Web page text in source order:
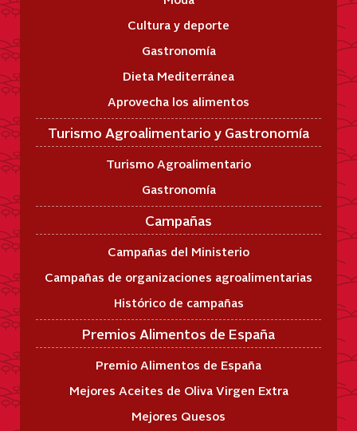
Cultura y deporte
Gastronomía
Dieta Mediterránea
Aprovecha los alimentos
Turismo Agroalimentario y Gastronomía
Turismo Agroalimentario
Gastronomía
Campañas
Campañas del Ministerio
Campañas de organizaciones agroalimentarias
Histórico de campañas
Premios Alimentos de España
Premio Alimentos de España
Mejores Aceites de Oliva Virgen Extra
Mejores Quesos